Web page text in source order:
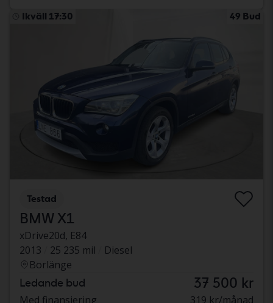
Ikväll 17:30 49 Bud
Testad
BMW X1
xDrive20d, E84
2013
25 235 mil
Diesel
Borlänge
Ledande bud 37 500 kr
Med finansiering 319 kr/månad